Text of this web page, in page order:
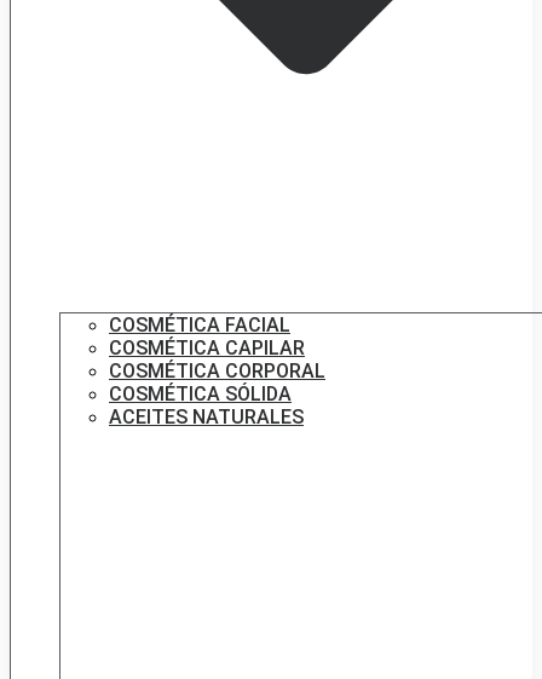
COSMÉTICA FACIAL
COSMÉTICA CAPILAR
COSMÉTICA CORPORAL
COSMÉTICA SÓLIDA
ACEITES NATURALES